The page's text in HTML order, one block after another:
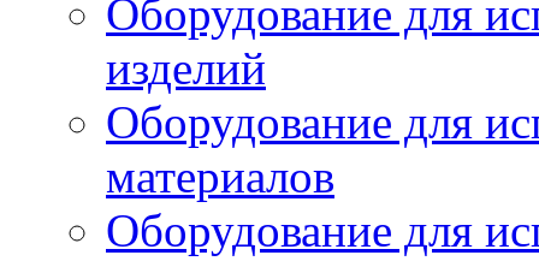
Оборудование для
изделий
Оборудование для
материалов
Оборудование для